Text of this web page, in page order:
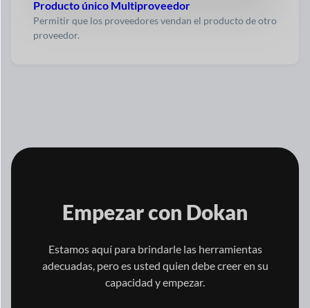
Producto único Multiproveedor
Permitir que los proveedores vendan el producto de otro
proveedor.
Empezar con Dokan
Estamos aquí para brindarle las herramientas
adecuadas, pero es usted quien debe creer en su
capacidad y empezar.